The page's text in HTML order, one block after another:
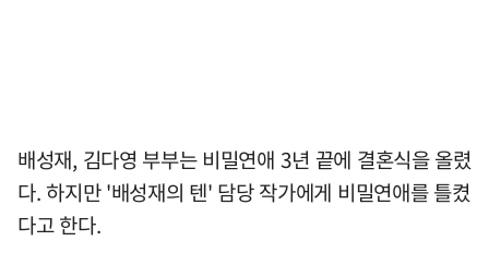
배성재, 김다영 부부는 비밀연애 3년 끝에 결혼식을 올렸
다. 하지만 '배성재의 텐' 담당 작가에게 비밀연애를 틀켰
다고 한다.